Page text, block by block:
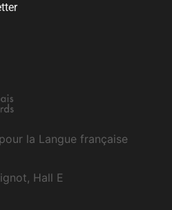
la Langue française
Hall E